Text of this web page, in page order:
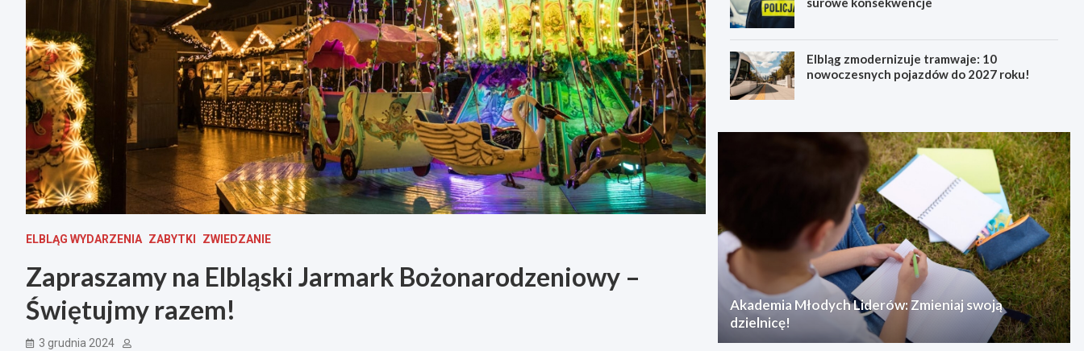
ELBLĄG WYDARZENIA ZABYTKI ZWIEDZANIE
Zapraszamy na Elbląski Jarmark Bożonarodzeniowy –
Świętujmy razem!
3 grudnia 2024
Elbląg zmodernizuje tramwaje: 10
nowoczesnych pojazdów do 2027 roku!
Akademia Młodych Liderów: Zmieniaj swoją
dzielnicę!